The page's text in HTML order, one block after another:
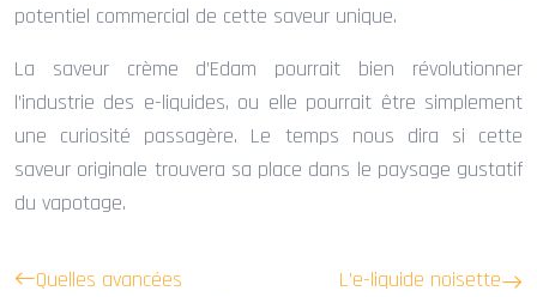
potentiel commercial de cette saveur unique.
La saveur crème d’Edam pourrait bien révolutionner
l’industrie des e-liquides, ou elle pourrait être simplement
une curiosité passagère. Le temps nous dira si cette
saveur originale trouvera sa place dans le paysage gustatif
du vapotage.
Quelles avancées
L’e-liquide noisette